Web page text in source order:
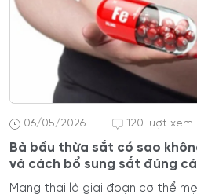
06/05/2026 120 lượt xem
Bà bầu thừa sắt có sao
và cách bổ sung sắt đúng
Mang thai là giai đoạn cơ thể